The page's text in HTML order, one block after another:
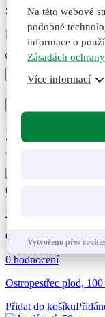
Skladem
Expedujeme do
Přeslička
50
g
Zákazníci
63
19
Ostropestřec plod, 100
0 hodnocení
Ostropestřec plod, 100
Přidat do košíku
Na této webové
podobné
informace o
Zásadách
Více informací
Vytvořeno přes